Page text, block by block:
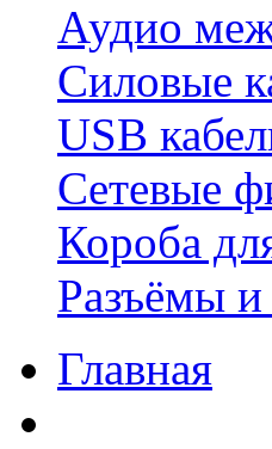
Аудио
Силовые
USB
Сетевые
Короба
Разъёмы и
Главная